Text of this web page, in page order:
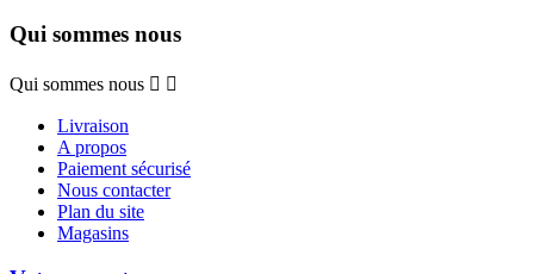
Qui sommes nous
Qui sommes nous  
Livraison
A propos
Paiement sécurisé
Nous contacter
Plan du site
Magasins